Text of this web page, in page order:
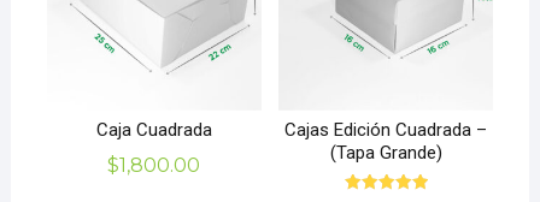
Caja Cuadrada
$1,800.00
Cajas Edición Cuadrada –
(Tapa Grande)